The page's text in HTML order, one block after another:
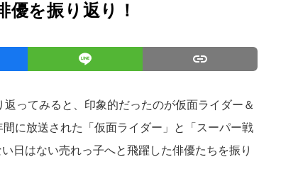
優を振り返り！
ってみると、印象的だったのが仮面ライダー＆
に放送された「仮面ライダー」と「スーパー戦
日はない売れっ子へと飛躍した俳優たちを振り